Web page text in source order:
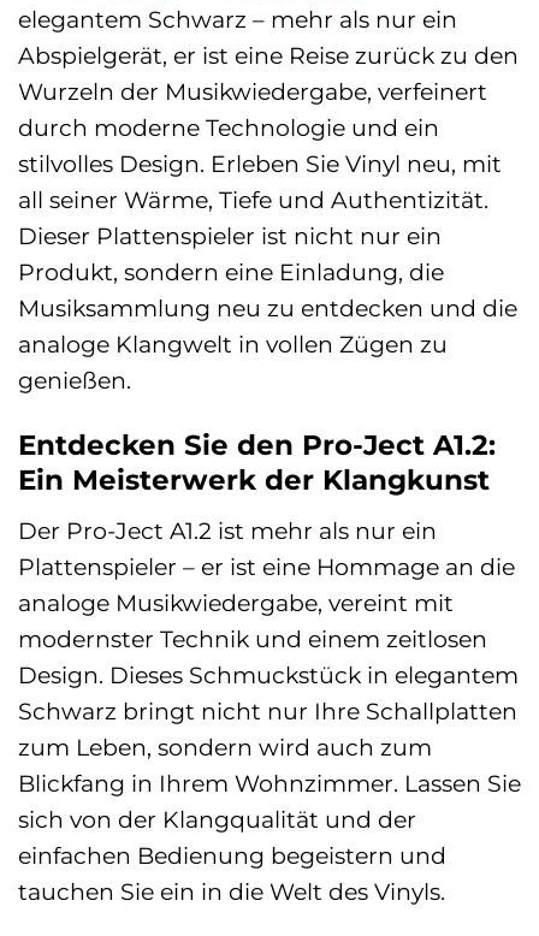
elegantem Schwarz – mehr als nur ein
Abspielgerät, er ist eine Reise zurück zu den
Wurzeln der Musikwiedergabe, verfeinert
durch moderne Technologie und ein
stilvolles Design. Erleben Sie Vinyl neu, mit
all seiner Wärme, Tiefe und Authentizität.
Dieser Plattenspieler ist nicht nur ein
Produkt, sondern eine Einladung, die
Musiksammlung neu zu entdecken und die
analoge Klangwelt in vollen Zügen zu
genießen.
Entdecken Sie den Pro-Ject A1.2:
Ein Meisterwerk der Klangkunst
Der Pro-Ject A1.2 ist mehr als nur ein
Plattenspieler – er ist eine Hommage an die
analoge Musikwiedergabe, vereint mit
modernster Technik und einem zeitlosen
Design. Dieses Schmuckstück in elegantem
Schwarz bringt nicht nur Ihre Schallplatten
zum Leben, sondern wird auch zum
Blickfang in Ihrem Wohnzimmer. Lassen Sie
sich von der Klangqualität und der
einfachen Bedienung begeistern und
tauchen Sie ein in die Welt des Vinyls.